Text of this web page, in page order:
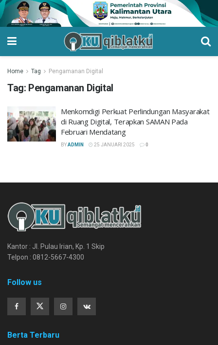
Home Tag Pengamanan Digital
Tag: Pengamanan Digital
Menkomdigi Perkuat Perlindungan Masyarakat
di Ruang Digital, Terapkan SAMAN Pada
Februari Mendatang
BYADMIN 25 JANUARI 2025 0
Kantor : Jl. Pulau Irian, Kp. 1 Skip
Telpon : 0812-5667-4300
Follow us
Berta Terbaru